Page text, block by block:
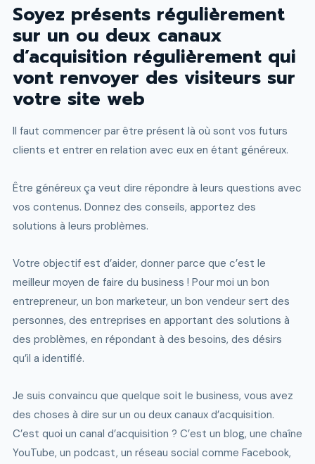
Soyez présents régulièrement
sur un ou deux canaux
d’acquisition régulièrement qui
vont renvoyer des visiteurs sur
votre site web
Il faut commencer par être présent là où sont vos futurs
clients et entrer en relation avec eux en étant généreux.
Être généreux ça veut dire répondre à leurs questions avec
vos contenus. Donnez des conseils, apportez des
solutions à leurs problèmes.
Votre objectif est d’aider, donner parce que c’est le
meilleur moyen de faire du business ! Pour moi un bon
entrepreneur, un bon marketeur, un bon vendeur sert des
personnes, des entreprises en apportant des solutions à
des problèmes, en répondant à des besoins, des désirs
qu’il a identifié.
Je suis convaincu que quelque soit le business, vous avez
des choses à dire sur un ou deux canaux d’acquisition.
C’est quoi un canal d’acquisition ? C’est un blog, une chaîne
YouTube, un podcast, un réseau social comme Facebook,